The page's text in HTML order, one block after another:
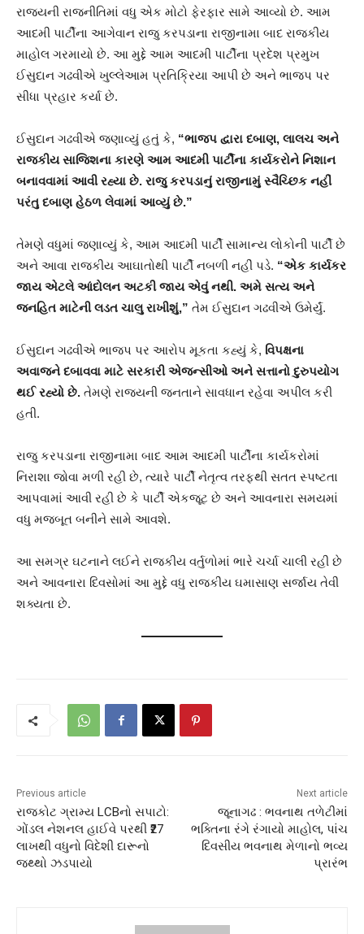
રાજ્યની રાજનીતિમાં વધુ એક મોટો ફેરફાર સામે આવ્યો છે. આમ
આદમી પાર્ટીના આગેવાન રાજુ કરપડાના રાજીનામા બાદ રાજકીય
માહોલ ગરમાયો છે. આ મુદ્દે આમ આદમી પાર્ટીના પ્રદેશ પ્રમુખ
ઈસુદાન ગઢવીએ ખુલ્લેઆમ પ્રતિક્રિયા આપી છે અને ભાજપ પર
સીધા પ્રહાર કર્યા છે.
ઈસુદાન ગઢવીએ જણાવ્યું હતું કે, “ભાજપ દ્વારા દબાણ, લાલચ અને
રાજકીય સાજિશના કારણે આમ આદમી પાર્ટીના કાર્યકરોને નિશાન
બનાવવામાં આવી રહ્યા છે. રાજુ કરપડાનું રાજીનામું સ્વૈચ્છિક નહીં
પરંતુ દબાણ હેઠળ લેવામાં આવ્યું છે.”
તેમણે વધુમાં જણાવ્યું કે, આમ આદમી પાર્ટી સામાન્ય લોકોની પાર્ટી છે
અને આવા રાજકીય આઘાતોથી પાર્ટી નબળી નહીં પડે. “એક કાર્યકર
જાય એટલે આંદોલન અટકી જાય એવું નથી. અમે સત્ય અને
જનહિત માટેની લડત ચાલુ રાખીશું,” તેમ ઈસુદાન ગઢવીએ ઉમેર્યું.
ઈસુદાન ગઢવીએ ભાજપ પર આરોપ મૂકતા કહ્યું કે, વિપક્ષના
અવાજને દબાવવા માટે સરકારી એજન્સીઓ અને સત્તાનો દુરુપયોગ
થઈ રહ્યો છે. તેમણે રાજ્યની જનતાને સાવધાન રહેવા અપીલ કરી
હતી.
રાજુ કરપડાના રાજીનામા બાદ આમ આદમી પાર્ટીના કાર્યકરોમાં
નિરાશા જોવા મળી રહી છે, ત્યારે પાર્ટી નેતૃત્વ તરફથી સતત સ્પષ્ટતા
આપવામાં આવી રહી છે કે પાર્ટી એકજૂટ છે અને આવનારા સમયમાં
વધુ મજબૂત બનીને સામે આવશે.
આ સમગ્ર ઘટનાને લઈને રાજકીય વર્તુળોમાં ભારે ચર્ચા ચાલી રહી છે
અને આવનારા દિવસોમાં આ મુદ્દે વધુ રાજકીય ઘમાસાણ સર્જાય તેવી
શક્યતા છે.
Previous article
રાજકોટ ગ્રામ્ય LCBનો સપાટો:
ગોંડલ નેશનલ હાઈવે પરથી ₹27
લાખથી વધુનો વિદેશી દારૂનો
જથ્થો ઝડપાયો
Next article
જૂનાગઢ : ભવનાથ તળેટીમાં
ભક્તિના રંગે રંગાયો માહોલ, પાંચ
દિવસીય ભવનાથ મેળાનો ભવ્ય
પ્રારંભ